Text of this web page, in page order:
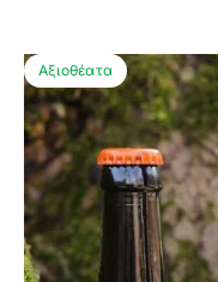
Αξιοθέατα